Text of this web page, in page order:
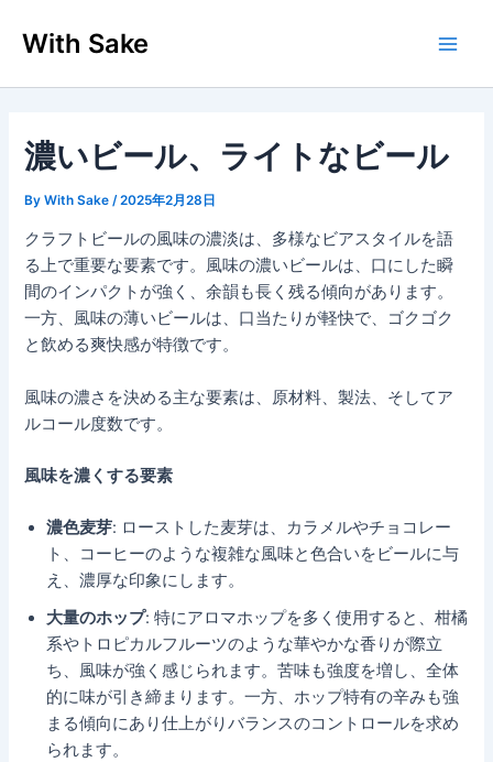
ス
With Sake
濃いビール、ライトなビール
ByWith Sake /2025年2月28日
クラフトビールの風味の濃淡は、多様なビアスタイルを語
る上で重要な要素です。風味の濃いビールは、口にした瞬
間のインパクトが強く、余韻も長く残る傾向があります。
一方、風味の薄いビールは、口当たりが軽快で、ゴクゴク
と飲める爽快感が特徴です。
風味の濃さを決める主な要素は、原材料、製法、そしてア
ルコール度数です。
風味を濃くする要素
濃色麦芽: ローストした麦芽は、カラメルやチョコレー
ト、コーヒーのような複雑な風味と色合いをビールに与
え、濃厚な印象にします。
大量のホップ: 特にアロマホップを多く使用すると、柑橘
系やトロピカルフルーツのような華やかな香りが際立
ち、風味が強く感じられます。苦味も強度を増し、全体
的に味が引き締まります。一方、ホップ特有の辛みも強
まる傾向にあり仕上がりバランスのコントロールを求め
られます。